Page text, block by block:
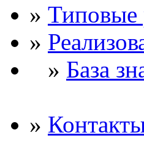
» Типовые
»
» База
»